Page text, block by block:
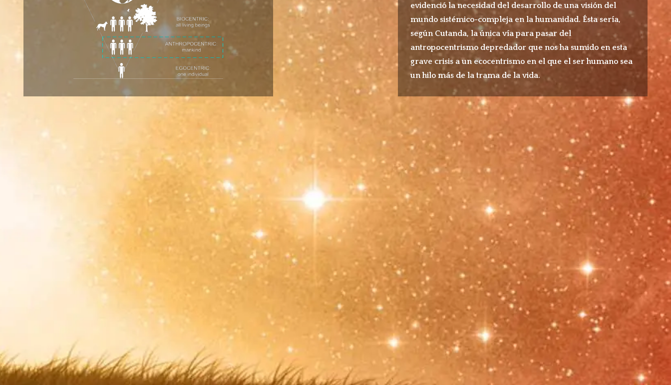
evidenció la necesidad del desarrollo de una visión del
mundo sistémico-compleja en la humanidad. Ésta sería,
según Cutanda, la única vía para pasar del
antropocentrismo depredador que nos ha sumido en esta
grave crisis a un ecocentrismo en el que el ser humano sea
un hilo más de la trama de la vida.